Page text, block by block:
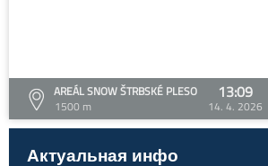
AREÁL SNOW ŠTRBSKÉ PLESO
1500 m
13:09
14. 4. 2026
Актуальная инфо